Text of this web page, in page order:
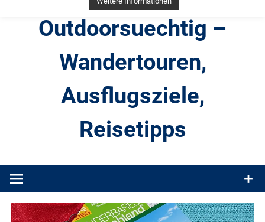
Outdoorsuechtig –
Wandertouren,
Ausflugsziele,
Reisetipps
Produkttests und Buchrezensionen. Ein Blog für alle, die gern